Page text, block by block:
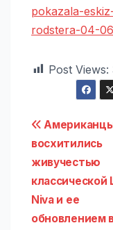
pokazala-
rodstera-04-
Post Views:
по
восхитились
живучестью
классической
Niva и ее
обновлением